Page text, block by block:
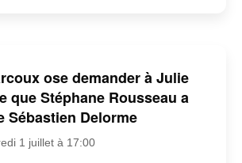
ose demander à Julie
que Stéphane Rousseau a
Sébastien Delorme
1 juillet à 17:00